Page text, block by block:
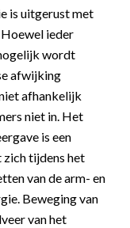
is uitgerust met
ieder
wordt
afwijking
afhankelijk
niet in. Het
is een
zich tijdens het
van de arm- en
Beweging van
van het